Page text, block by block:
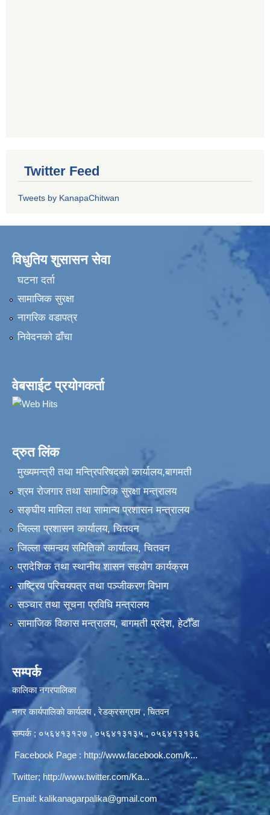
Twitter Feed
Tweets by KanapaChitwan
विधुतिय शुसासन सेवा
घटना दर्ता
सामाजिक सुरक्षा
नागरिक वडापत्र
निवेदनकाे ढाँचा
वेबसाईट प्रयोगकर्ता
द्रुत लिंक
मुख्यमन्त्री तथा मन्त्रिपरिषदको कार्यालय,बागमती
श्रम रोजगार तथा सामाजिक सुरक्षा मन्त्रालय
सङ्‍घीय मामिला तथा सामान्य प्रशासन मन्त्रालय
जिल्ला प्रशासन कार्यालय, चितवन
जिल्ला समन्वय समितिको कार्यालय, चितवन
प्रादेशिक तथा स्थानीय शासन सहयोग कार्यक्रम
राष्ट्रिय परिचयपत्र तथा पञ्‍जीकरण विभाग
सञ्‍चार तथा सूचना प्रविधि मन्त्रालय
सामाजिक विकास मन्त्रालय, बागमती प्रदेश, हेटौँडा
सम्पर्क
कालिका नगरपालिका
नगर कार्यपालिकाे कार्यलय‍ , रेडक्रसग्राम , चितवन
सम्पर्क ; ०५६४१३१२७ , ०५६४१३१३५ , ०५६४१३१३६
Facebook Page : http://www.facebook.com/k...
Twitter; http://www.twitter.com/Ka...
Email: kalikanagarpalika@gmail.com